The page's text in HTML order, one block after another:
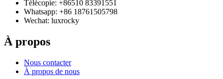
Télécopie: +86510 83391551
Whatsapp: +86 18761505798
Wechat: luxrocky
À propos
Nous contacter
À propos de nous